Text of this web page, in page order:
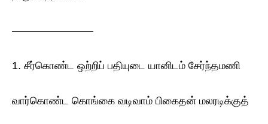
———————–
1. சீர்கொண்ட ஒற்றிப் பதியுடை யானிடம் சேர்ந்தமணி
வார்கொண்ட கொங்கை வடிவாம் பிகைதன் மலரடிக்குத்